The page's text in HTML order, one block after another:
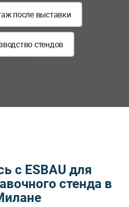
после выставки
стендов
с ESBAU для
стенда в